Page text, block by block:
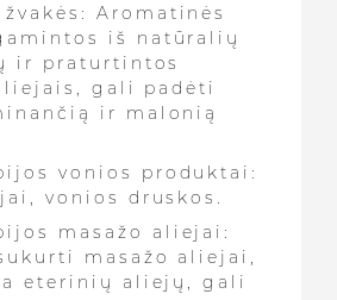
Aromatinės
iš natūralių
ir praturtintos
gali padėti
ir malonią
vonios produktai:
vonios druskos.
masažo aliejai:
masažo aliejai,
eterinių aliejų, gali